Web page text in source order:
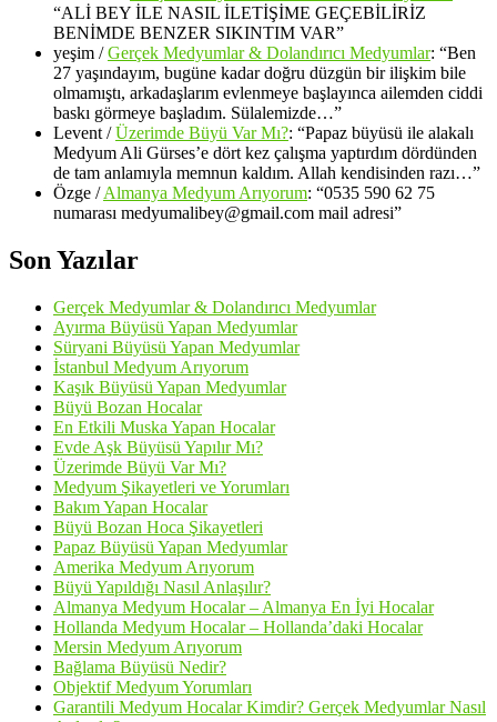
“ALİ BEY İLE NASIL İLETİŞİME GEÇEBİLİRİZ
BENİMDE BENZER SIKINTIM VAR”
yeşim /Gerçek Medyumlar & Dolandırıcı Medyumlar: “Ben
27 yaşındayım, bugüne kadar doğru düzgün bir ilişkim bile
olmamıştı, arkadaşlarım evlenmeye başlayınca ailemden ciddi
baskı görmeye başladım. Sülalemizde…”
Levent /Üzerimde Büyü Var Mı?: “Papaz büyüsü ile alakalı
Medyum Ali Gürses’e dört kez çalışma yaptırdım dördünden
de tam anlamıyla memnun kaldım. Allah kendisinden razı…”
Özge /Almanya Medyum Arıyorum: “0535 590 62 75
numarası medyumalibey@gmail.com mail adresi”
Son Yazılar
Gerçek Medyumlar & Dolandırıcı Medyumlar
Ayırma Büyüsü Yapan Medyumlar
Süryani Büyüsü Yapan Medyumlar
İstanbul Medyum Arıyorum
Kaşık Büyüsü Yapan Medyumlar
Büyü Bozan Hocalar
En Etkili Muska Yapan Hocalar
Evde Aşk Büyüsü Yapılır Mı?
Üzerimde Büyü Var Mı?
Medyum Şikayetleri ve Yorumları
Bakım Yapan Hocalar
Büyü Bozan Hoca Şikayetleri
Papaz Büyüsü Yapan Medyumlar
Amerika Medyum Arıyorum
Büyü Yapıldığı Nasıl Anlaşılır?
Almanya Medyum Hocalar – Almanya En İyi Hocalar
Hollanda Medyum Hocalar – Hollanda’daki Hocalar
Mersin Medyum Arıyorum
Bağlama Büyüsü Nedir?
Objektif Medyum Yorumları
Garantili Medyum Hocalar Kimdir? Gerçek Medyumlar Nasıl